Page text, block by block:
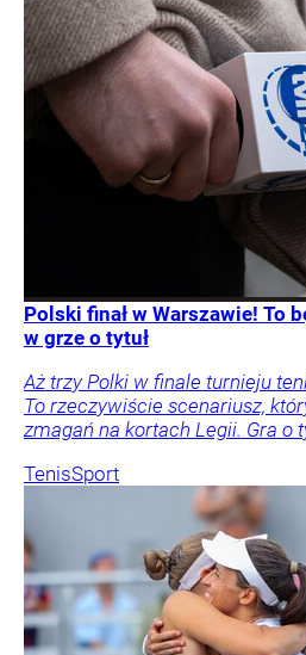
Polski finał w Warszawie! To
w grze o tytuł
Aż trzy Polki w finale turnieju
To rzeczywiście scenariusz,
zmagań na kortach Legii. Gra o
TenisSport